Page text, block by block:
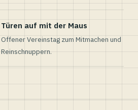
Türen auf mit der Maus
Offener Vereinstag zum Mitmachen und
Reinschnuppern.